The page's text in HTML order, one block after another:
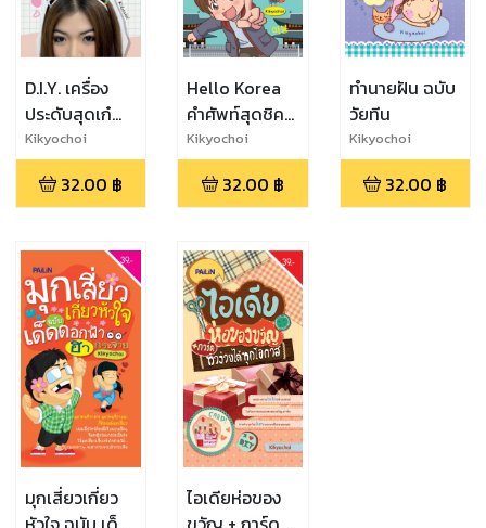
D.I.Y. เครื่อง
ประดับสุดเก๋
คุณทำได้
Kikyochoi
32.00 ฿
Hello Korea
คำศัพท์สุดชิค
สไตล์วัยรุ่น
เกาหลี
Kikyochoi
32.00 ฿
ทำนายฝัน ฉบับ
วัยทีน
Kikyochoi
32.00 ฿
มุกเสี่ยวเกี่ยว
ไอเดียห่อของ